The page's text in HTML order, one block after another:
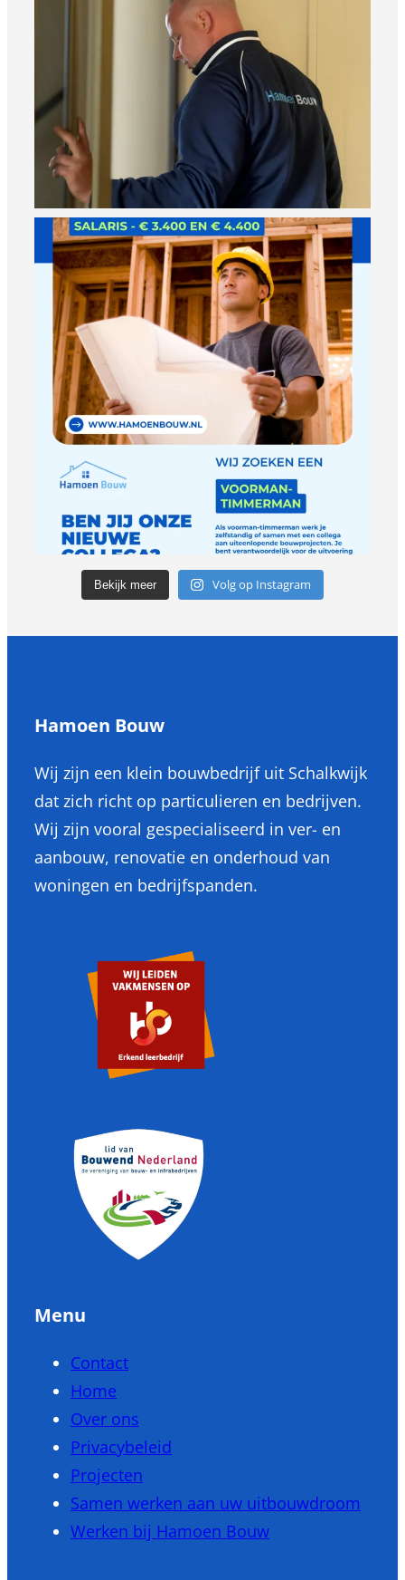
Bekijk meer Volg op Instagram
Hamoen Bouw
Wij zijn een klein bouwbedrijf uit Schalkwijk
dat zich richt op particulieren en bedrijven.
Wij zijn vooral gespecialiseerd in ver- en
aanbouw, renovatie en onderhoud van
woningen en bedrijfspanden.
Menu
Contact
Home
Over ons
Privacybeleid
Projecten
Samen werken aan uw uitbouwdroom
Werken bij Hamoen Bouw